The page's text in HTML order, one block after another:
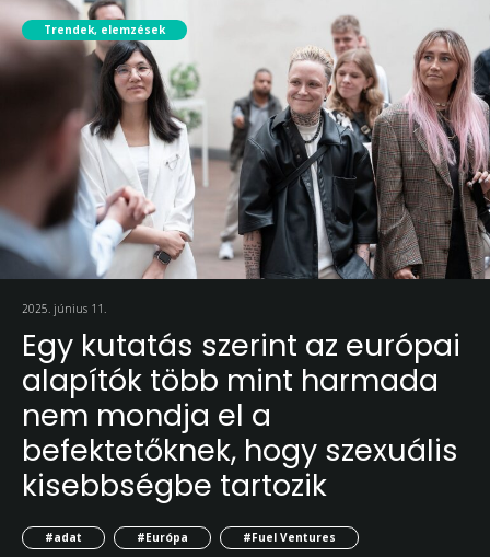
Trendek, elemzések
2025. június 11.
Egy kutatás szerint az európai
alapítók több mint harmada
nem mondja el a
befektetőknek, hogy szexuális
kisebbségbe tartozik
#adat #Európa
#Fuel Ventures